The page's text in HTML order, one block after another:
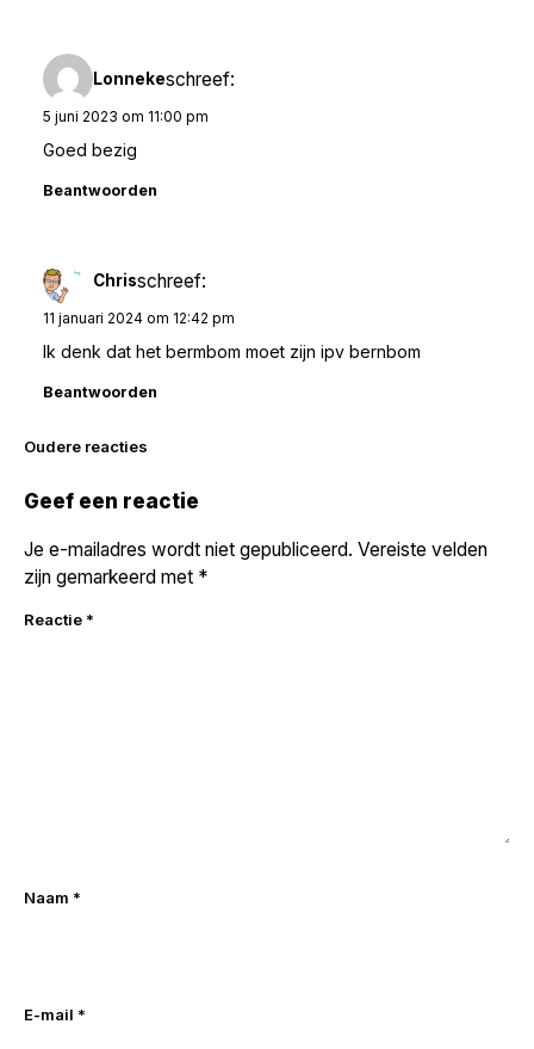
Lonnekeschreef:
5 juni 2023 om 11:00 pm
Goed bezig
Beantwoorden
Chrisschreef:
11 januari 2024 om 12:42 pm
Ik denk dat het bermbom moet zijn ipv bernbom
Beantwoorden
Reacties
navigatie
Oudere reacties
Geef een reactie
Je e-mailadres wordt niet gepubliceerd. Vereiste velden
zijn gemarkeerd met *
Reactie *
Naam *
E-mail *